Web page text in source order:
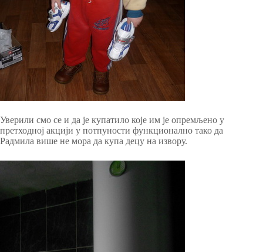
Уверили смо се и да је купатило које им је опремљено у
претходној акцији у потпуности функционално тако да
Радмила више не мора да купа децу на извору.